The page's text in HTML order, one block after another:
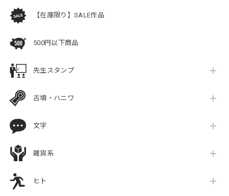
【在庫限り】SALE作品
500円以下商品
先生スタンプ
古墳・ハニワ
文字
雑貨系
ヒト